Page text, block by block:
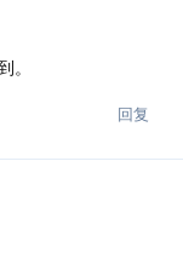
回复